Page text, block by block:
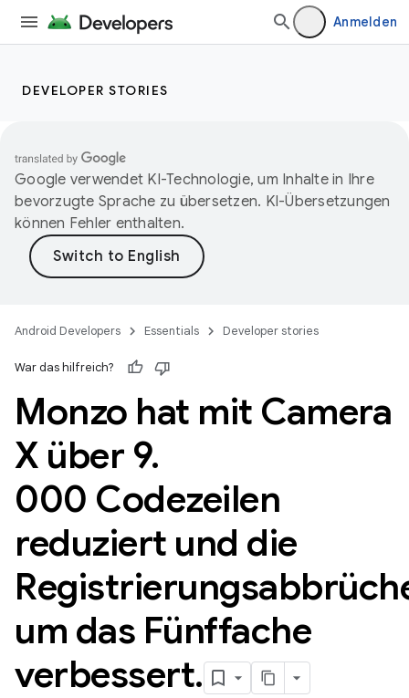
Anmelden
DEVELOPER STORIES
Google verwendet KI-Technologie, um Inhalte in Ihre
bevorzugte Sprache zu übersetzen. KI-Übersetzungen
können Fehler enthalten.
Android Developers Essentials Developer stories
War das hilfreich?
Monzo hat mit Camera
X über 9.
000 Codezeilen
reduziert und die
um das Fünffache
verbessert.